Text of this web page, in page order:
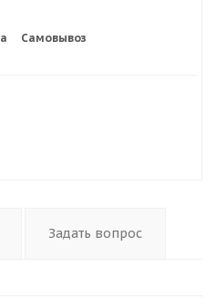
Самовывоз
Задать вопрос